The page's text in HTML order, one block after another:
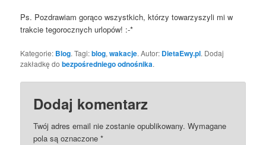
Ps. Pozdrawiam gorąco wszystkich, którzy towarzyszyli mi w
trakcie tegorocznych urlopów! :-*
Kategorie: Blog. Tagi:blog,wakacje. Autor: DietaEwy.pl. Dodaj
zakładkę dobezpośredniego odnośnika.
Dodaj komentarz
Twój adres email nie zostanie opublikowany. Wymagane
pola są oznaczone*